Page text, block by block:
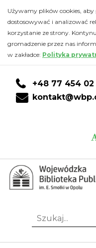
Zdjęcia
z
wykładu
"Opole
na
do
głównej
treści
DO
KONTA
CZYTELNIKA
DO
WYSZUKIWARKI
do
stopki
Używamy plików cookies,
dostosowywać i analizować
korzystanie ze strony.
gromadzenie przez nas
w zakładce: Polityka
+48 77 454 02
Szukaj...